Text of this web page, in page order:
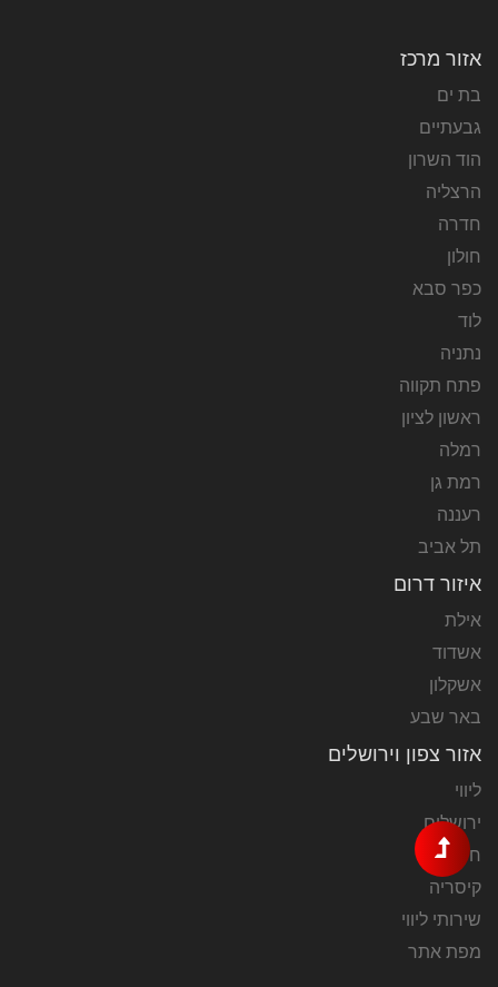
אזור מרכז
בת ים
גבעתיים
הוד השרון
הרצליה
חדרה
חולון
כפר סבא
לוד
נתניה
פתח תקווה
ראשון לציון
רמלה
רמת גן
רעננה
תל אביב
איזור דרום
אילת
אשדוד
אשקלון
באר שבע
אזור צפון וירושלים
ליווי
ירושלים
חיפה
קיסריה
שירותי ליווי
מפת אתר